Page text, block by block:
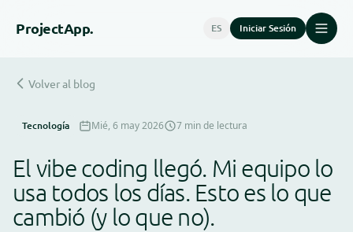
ProjectApp. ES Iniciar Sesión
Volver al blog
Tecnología Mié, 6 may 2026 7 min de lectura
El vibe coding llegó. Mi equipo lo
usa todos los días. Esto es lo que
cambió (y lo que no).